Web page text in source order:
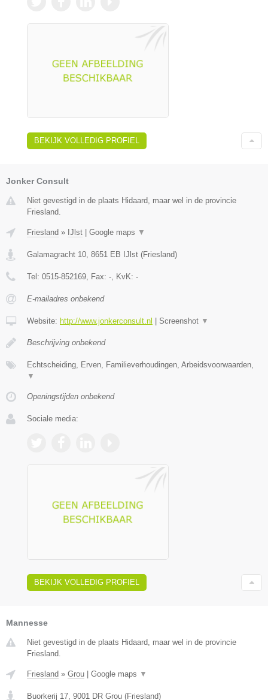
BEKIJK VOLLEDIG PROFIEL
Jonker Consult
Niet gevestigd in de plaats Hidaard, maar wel in de provincie
Friesland.
Friesland » IJlst Google maps ▼
Galamagracht 10, 8651 EB IJlst (Friesland)
Tel: 0515-852169, Fax: -, KvK: -
E-mailadres onbekend
Website: http://www.jonkerconsult.nl Screenshot ▼
Beschrijving onbekend
Echtscheiding, Erven, Familieverhoudingen, Arbeidsvoorwaarden,
▼
Openingstijden onbekend
Sociale media:
BEKIJK VOLLEDIG PROFIEL
Mannesse
Niet gevestigd in de plaats Hidaard, maar wel in de provincie
Friesland.
Friesland » Grou Google maps ▼
Buorkerij 17, 9001 DR Grou (Friesland)